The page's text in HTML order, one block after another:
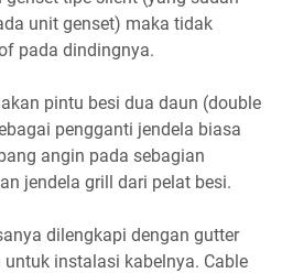
unit genset) maka tidak
pada dindingnya.
pintu besi dua daun (double
pengganti jendela biasa
angin pada sebagian
jendela grill dari pelat besi.
dilengkapi dengan gutter
instalasi kabelnya. Cable